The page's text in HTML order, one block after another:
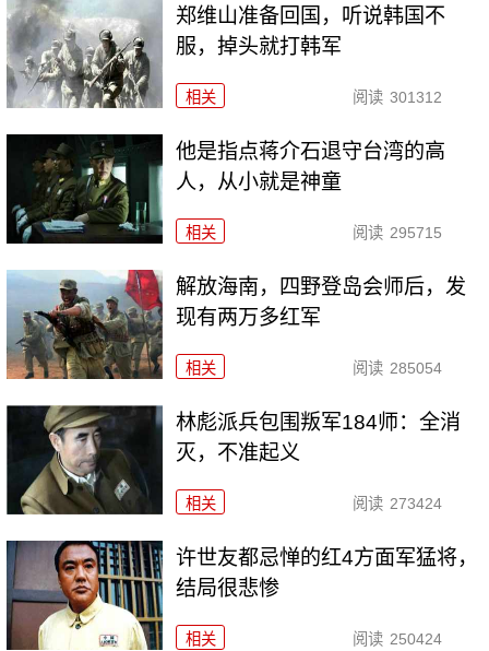
郑维山准备回国，听说韩国不
服，掉头就打韩军
相关 阅读 301312
他是指点蒋介石退守台湾的高
人，从小就是神童
相关 阅读 295715
解放海南，四野登岛会师后，发
现有两万多红军
相关 阅读 285054
林彪派兵包围叛军184师：全消
灭，不准起义
相关 阅读 273424
许世友都忌惮的红4方面军猛将，
结局很悲惨
相关 阅读 250424